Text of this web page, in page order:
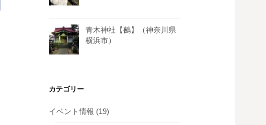
青木神社【鵺】（神奈川県
横浜市）
カテゴリー
イベント情報 (19)